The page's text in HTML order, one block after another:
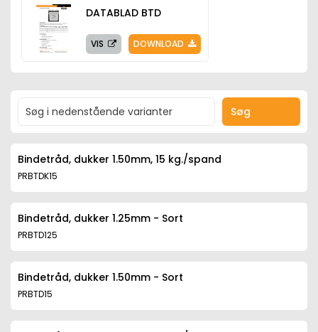
DATABLAD BTD
VIS DOWNLOAD
Søg
Bindetråd, dukker 1.50mm, 15 kg./spand
PRBTDK15
Bindetråd, dukker 1.25mm - Sort
PRBTD125
Bindetråd, dukker 1.50mm - Sort
PRBTD15